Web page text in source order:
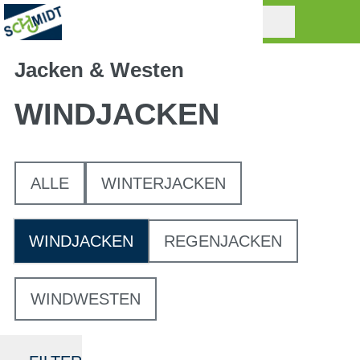
Jacken & Westen
WINDJACKEN
ALLE WINTERJACKEN
WINDJACKEN REGENJACKEN
WINDWESTEN